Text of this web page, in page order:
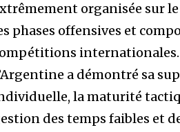
organisée sur
phases offensives et
internationales.
a démontré sa
la maturité
des temps faibles et